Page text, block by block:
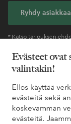
Evästeet
valintakin!
Ellos käyttää
evästeitä sekä
koskevamman
evästeitä.
Ryhdy
* Katso tarjouksen
Tarvitsetko apua?
Löydät vastaukset
kysytyistä
meihin yhteyttä.